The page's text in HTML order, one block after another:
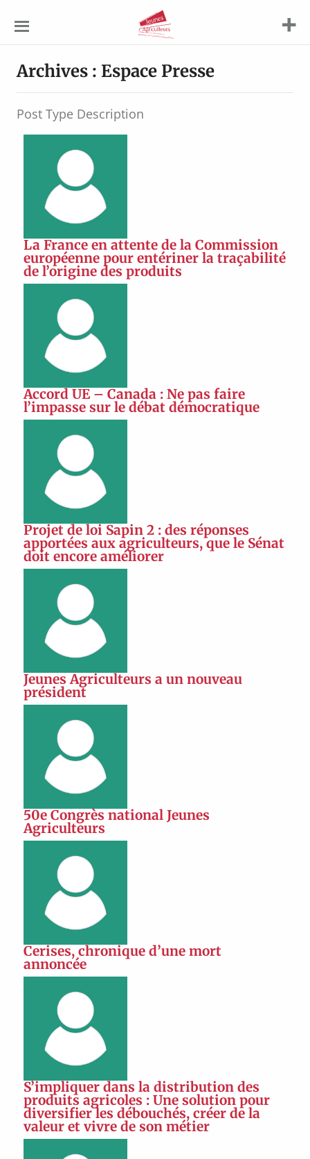
Agriculteurs
Archives : Espace Presse
Post Type Description
La France en attente de la Commission
européenne pour entériner la traçabilité
de l’origine des produits
Accord UE – Canada : Ne pas faire
l’impasse sur le débat démocratique
Projet de loi Sapin 2 : des réponses
apportées aux agriculteurs, que le Sénat
doit encore améliorer
Jeunes Agriculteurs a un nouveau
président
50e Congrès national Jeunes
Agriculteurs
Cerises, chronique d’une mort
annoncée
S’impliquer dans la distribution des
produits agricoles : Une solution pour
diversifier les débouchés, créer de la
valeur et vivre de son métier